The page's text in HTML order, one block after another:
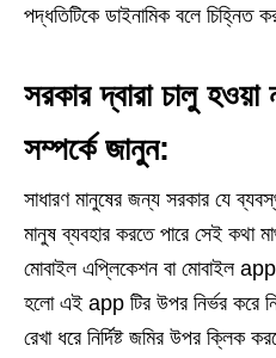
পদ্ধতিটিকে ডাইনামিক বলে চিহ্নিত
সরকার দ্বারা চালু
সম্পর্কে জানুন:
সাধারণ মানুষের জন্য সরকার যে
মানুষ ব্যবহার করতে পারে সেই কথা
মোবাইল এপ্লিকেশন বা মোবাইল
হলো এই app টির উপর নির্ভর করে
রেখা ধরে নির্দিষ্ট জমির উপর ক্লিক